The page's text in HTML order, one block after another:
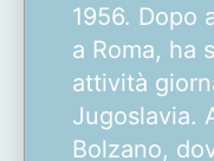
1956. Dopo
a Roma, ha
attività
Jugoslavia.
Bolzano,